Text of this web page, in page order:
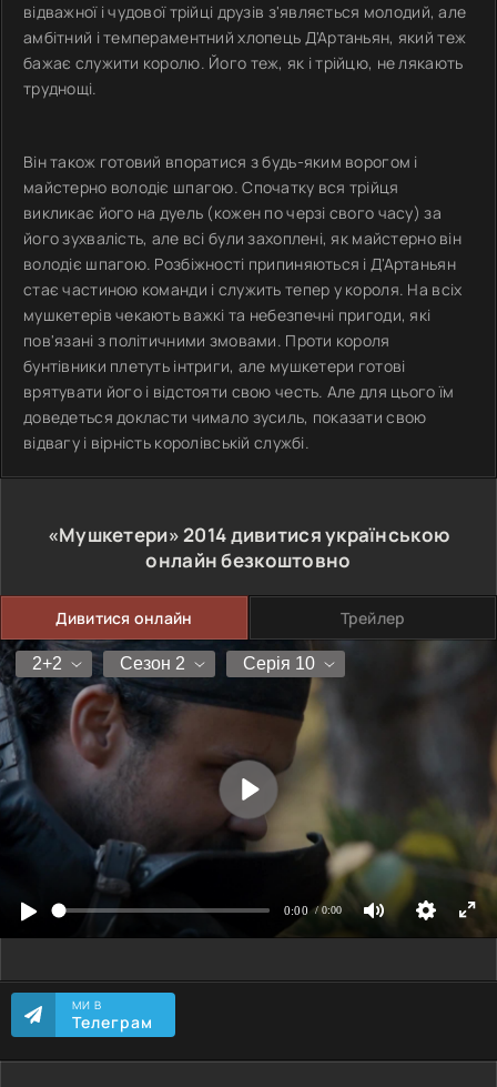
відважної і чудової трійці друзів з'являється молодий, але
амбітний і темпераментний хлопець Д'Артаньян, який теж
бажає служити королю. Його теж, як і трійцю, не лякають
труднощі.
Він також готовий впоратися з будь-яким ворогом і
майстерно володіє шпагою. Спочатку вся трійця
викликає його на дуель (кожен по черзі свого часу) за
його зухвалість, але всі були захоплені, як майстерно він
володіє шпагою. Розбіжності припиняються і Д'Артаньян
стає частиною команди і служить тепер у короля. На всіх
мушкетерів чекають важкі та небезпечні пригоди, які
пов'язані з політичними змовами. Проти короля
бунтівники плетуть інтриги, але мушкетери готові
врятувати його і відстояти свою честь. Але для цього їм
доведеться докласти чимало зусиль, показати свою
відвагу і вірність королівській службі.
«Мушкетери»2014дивитися українською
онлайн безкоштовно
Дивитися онлайн Трейлер
МИ В
Телеграм